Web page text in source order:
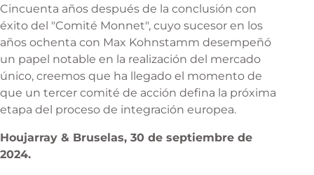
Cincuenta años después de la conclusión con
éxito del "Comité Monnet", cuyo sucesor en los
años ochenta con Max Kohnstamm desempeñó
un papel notable en la realización del mercado
único, creemos que ha llegado el momento de
que un tercer comité de acción defina la próxima
etapa del proceso de integración europea.
Houjarray & Bruselas, 30 de septiembre de
2024.